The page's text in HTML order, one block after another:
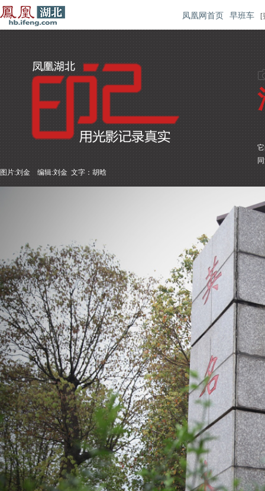
凤凰网首页 早班车 [
图片:刘金 编辑:刘金 文字：胡晗